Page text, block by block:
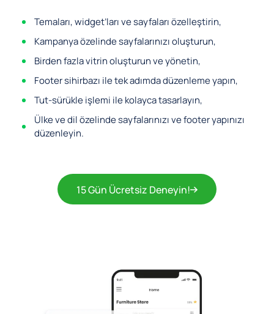
Temaları, widget’ları ve sayfaları özelleştirin,
Kampanya özelinde sayfalarınızı oluşturun,
Birden fazla vitrin oluşturun ve yönetin,
Footer sihirbazı ile tek adımda düzenleme yapın,
Tut-sürükle işlemi ile kolayca tasarlayın,
Ülke ve dil özelinde sayfalarınızı ve footer yapınızı
düzenleyin.
15 Gün Ücretsiz Deneyin!